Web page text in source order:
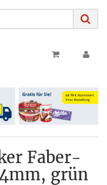
Faber-
grün